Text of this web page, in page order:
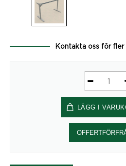
Kontakta oss för
Elektriskt
stativ
Bredd
152
cm
|
LÄGG I